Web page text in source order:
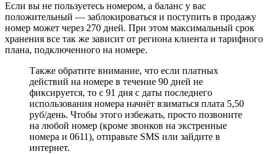
Если вы не пользуетесь номером, а баланс у вас
положительный — заблокироваться и поступить в продажу
номер может через 270 дней. При этом максимальный срок
хранения все так же зависит от региона клиента и тарифного
плана, подключенного на номере.
Также обратите внимание, что если платных
действий на номере в течение 90 дней не
фиксируется, то с 91 дня с даты последнего
использования номера начнёт взиматься плата 5,50
руб/день. Чтобы этого избежать, просто позвоните
на любой номер (кроме звонков на экстренные
номера и 0611), отправьте SMS или зайдите в
интернет.